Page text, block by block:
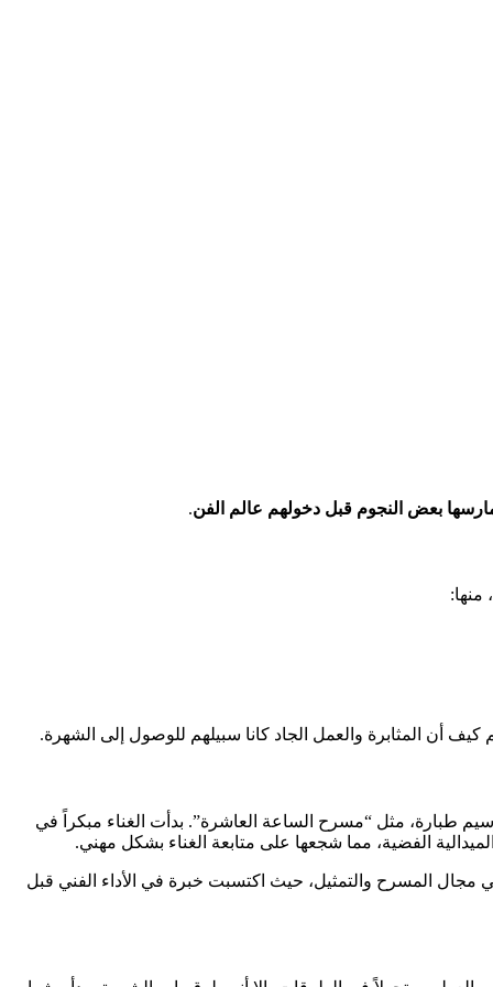
بعض النجوم قبل دخولهم عالم الفن.
منها:
أن المثابرة والعمل الجاد كانا سبيلهم للوصول إلى الشهرة.
طبارة، مثل “مسرح الساعة العاشرة”. بدأت الغناء مبكراً في
مجال المسرح والتمثيل، حيث اكتسبت خبرة في الأداء الفني قبل